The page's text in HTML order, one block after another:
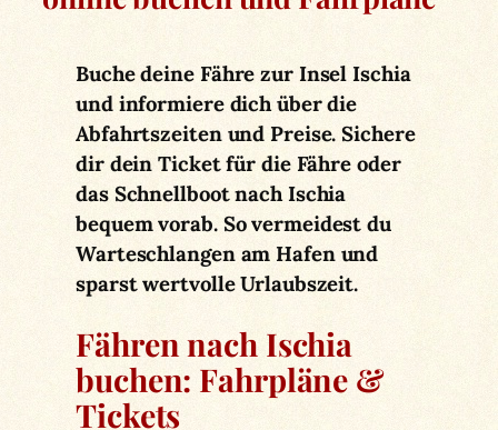
Buche deine Fähre zur Insel Ischia
und informiere dich über die
Abfahrtszeiten und Preise. Sichere
dir dein Ticket für die Fähre oder
das Schnellboot nach Ischia
bequem vorab. So vermeidest du
Warteschlangen am Hafen und
sparst wertvolle Urlaubszeit.
Fähren nach Ischia
buchen: Fahrpläne &
Tickets